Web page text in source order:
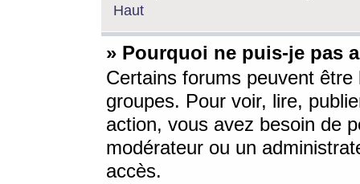
Haut
» Pourquoi ne puis-je pas
Certains forums peuvent être
groupes. Pour voir, lire,
action, vous avez besoin de
modérateur ou un
accès.